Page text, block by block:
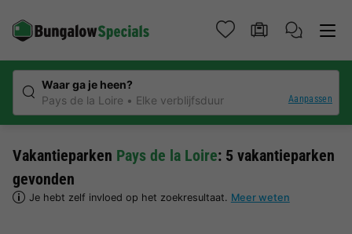
Waar ga je heen?
Pays de la Loire
Elke verblijfsduur Aanpassen
Vakantieparken Pays de la Loire: 5 vakantieparken
gevonden
Je hebt zelf invloed op het zoekresultaat. Meer weten